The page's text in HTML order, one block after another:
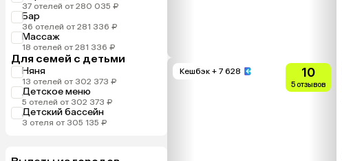
37 отелей от 280 035 ₽
Бар
36 отелей от 281 336 ₽
Массаж
18 отелей от 281 336 ₽
Для семей с детьми
Няня
13 отелей от 302 373 ₽
Детское меню
5 отелей от 302 373 ₽
Детский бассейн
3 отеля от 305 135 ₽
Кешбэк + 7 628 10
5 отзывов